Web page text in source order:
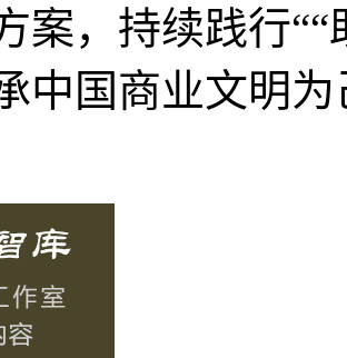
案，持续践行““
中国商业文明